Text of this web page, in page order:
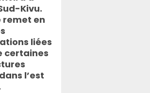
Kivu.
remet en
liées
certaines
l’est